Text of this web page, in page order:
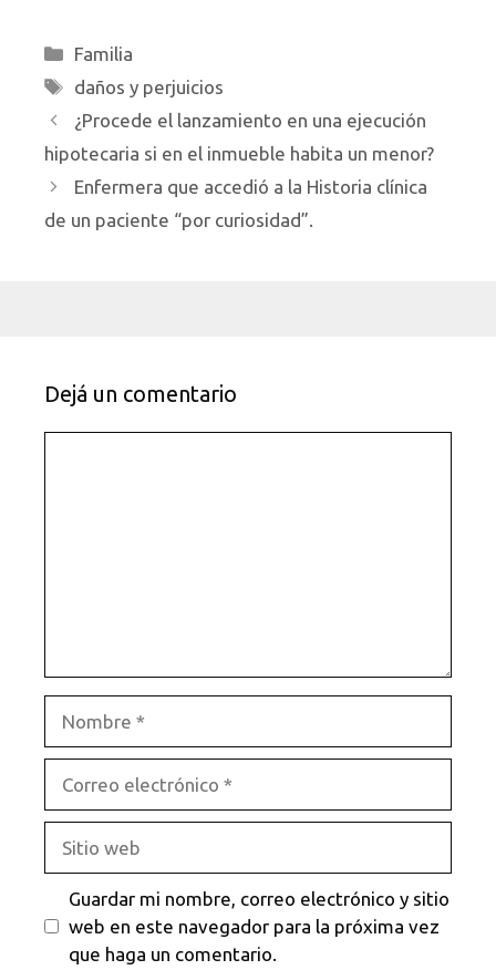
Categorías
Familia
Etiquetas
daños y perjuicios
¿Procede el lanzamiento en una ejecución
hipotecaria si en el inmueble habita un menor?
Enfermera que accedió a la Historia clínica
de un paciente “por curiosidad”.
Dejá un comentario
electrónico
web
Guardar mi nombre, correo electrónico y sitio
web en este navegador para la próxima vez
que haga un comentario.